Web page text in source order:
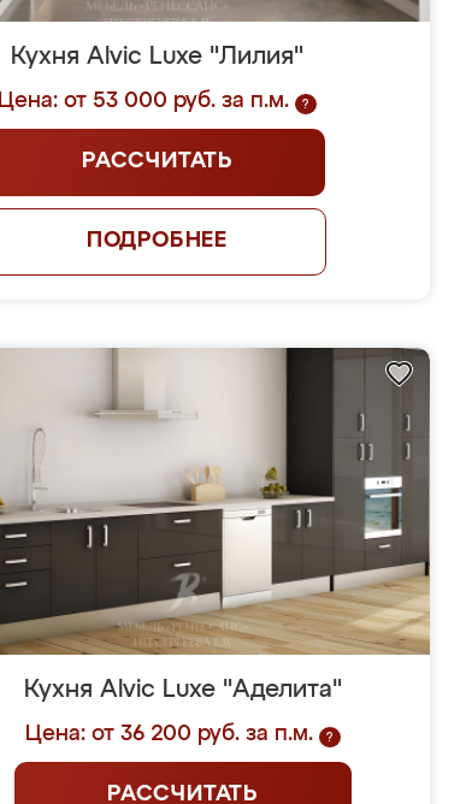
Кухня Alvic Luxe "Лилия"
Цена: от 53 000 руб. за п.м. ?
РАССЧИТАТЬ
ПОДРОБНЕЕ
Кухня Alvic Luxe "Аделита"
Цена: от 36 200 руб. за п.м. ?
РАССЧИТАТЬ